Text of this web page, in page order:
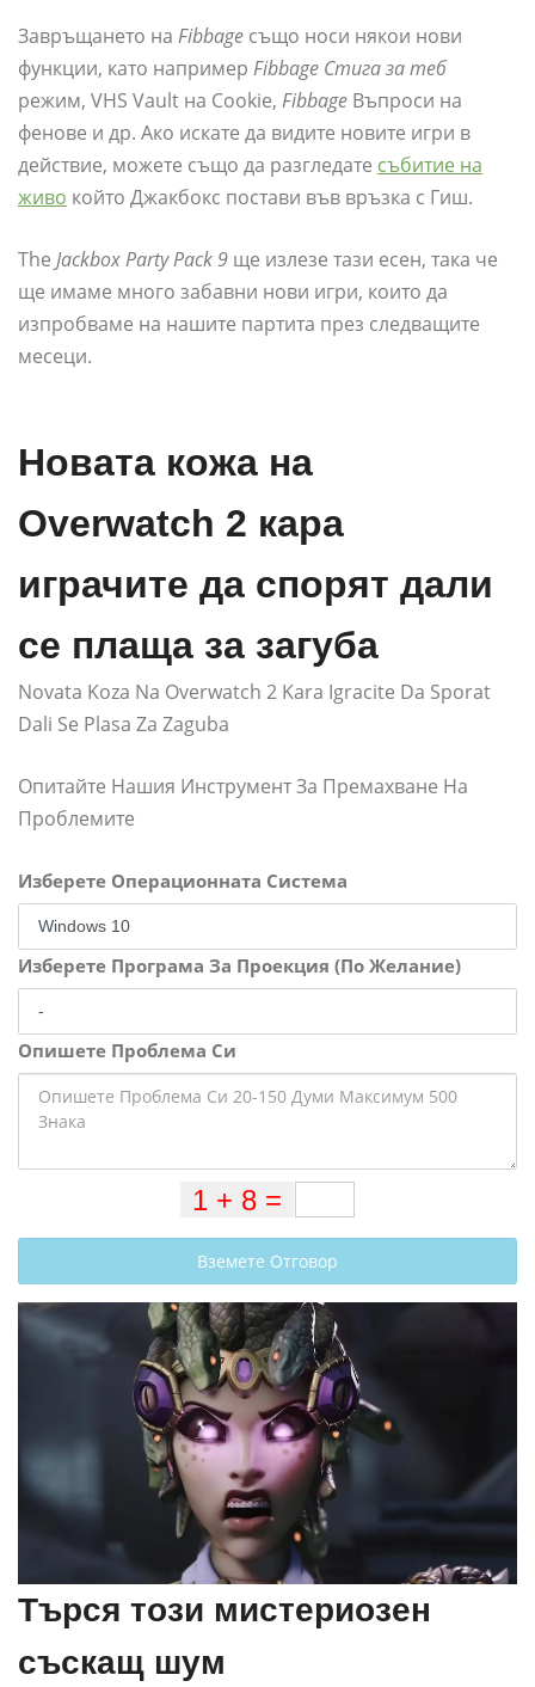
Завръщането на Fibbage също носи някои нови
функции, като например Fibbage Стига за теб
режим, VHS Vault на Cookie, Fibbage Въпроси на
фенове и др. Ако искате да видите новите игри в
действие, можете също да разгледате събитие на
живо който Джакбокс постави във връзка с Гиш.
The Jackbox Party Pack 9 ще излезе тази есен, така че
ще имаме много забавни нови игри, които да
изпробваме на нашите партита през следващите
месеци.
Новата кожа на
Overwatch 2 кара
играчите да спорят дали
се плаща за загуба
Novata Koza Na Overwatch 2 Kara Igracite Da Sporat
Dali Se Plasa Za Zaguba
Опитайте Нашия Инструмент За Премахване На
Проблемите
Изберете Операционната Система
Изберете Програма За Проекция (По Желание)
Опишете Проблема Си
Вземете Отговор
Търся този мистериозен
съскащ шум